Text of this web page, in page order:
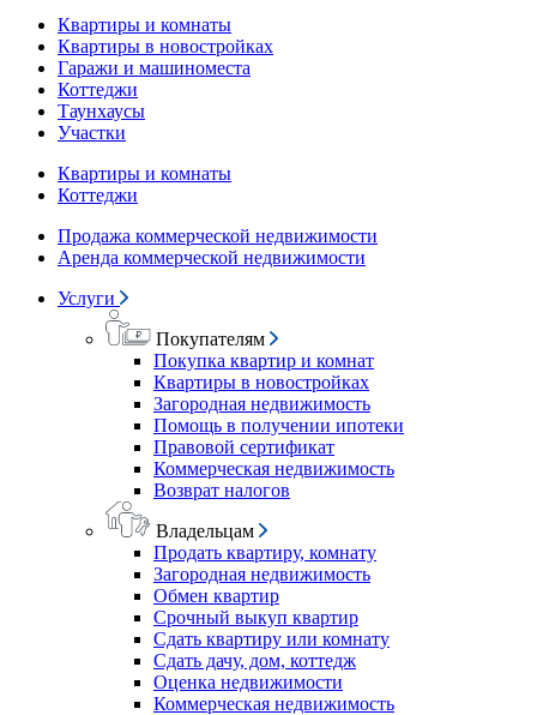
Квартиры и комнаты
Квартиры в новостройках
Гаражи и машиноместа
Коттеджи
Таунхаусы
Участки
Квартиры и комнаты
Коттеджи
Продажа коммерческой недвижимости
Аренда коммерческой недвижимости
Услуги
Покупателям
Покупка квартир и комнат
Квартиры в новостройках
Загородная недвижимость
Помощь в получении ипотеки
Правовой сертификат
Коммерческая недвижимость
Возврат налогов
Владельцам
Продать квартиру, комнату
Загородная недвижимость
Обмен квартир
Срочный выкуп квартир
Сдать квартиру или комнату
Сдать дачу, дом, коттедж
Оценка недвижимости
Коммерческая недвижимость